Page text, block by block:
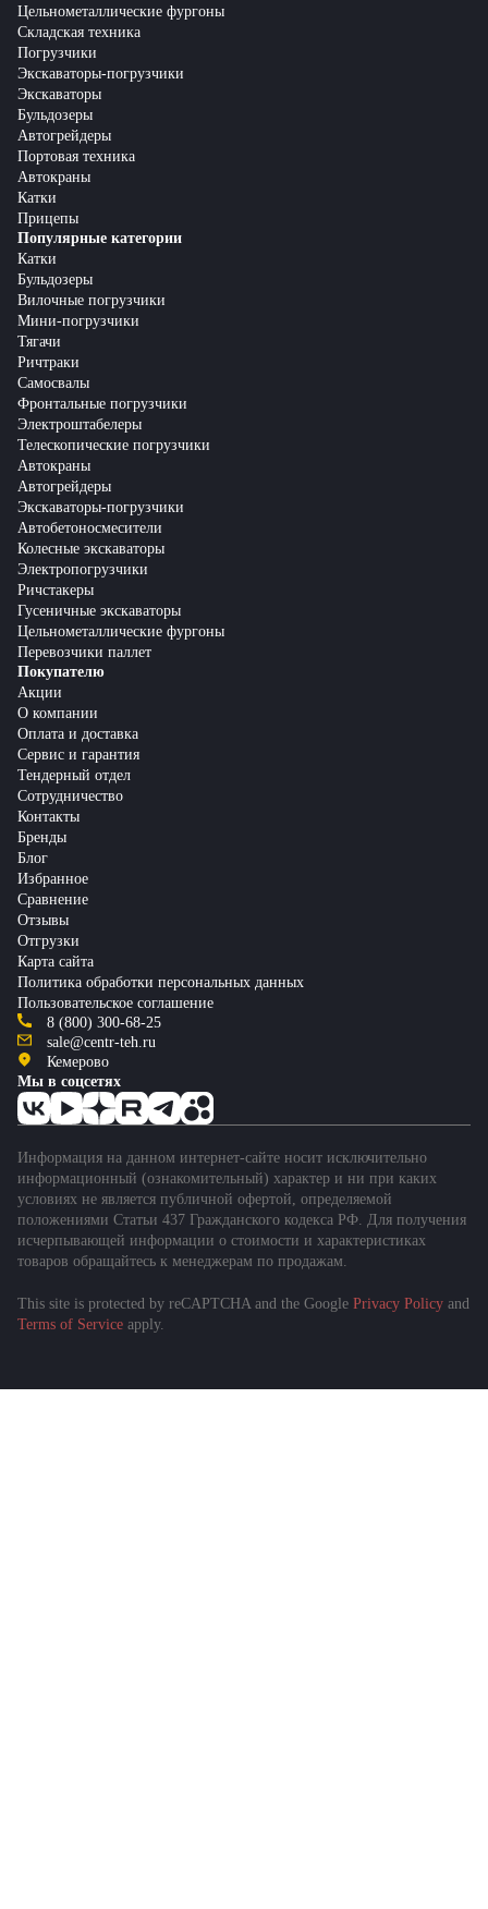
Цельнометаллические фургоны
Складская техника
Погрузчики
Экскаваторы-погрузчики
Экскаваторы
Бульдозеры
Автогрейдеры
Портовая техника
Автокраны
Катки
Прицепы
Популярные категории
Катки
Бульдозеры
Вилочные погрузчики
Мини-погрузчики
Тягачи
Ричтраки
Самосвалы
Фронтальные погрузчики
Электроштабелеры
Телескопические погрузчики
Автокраны
Автогрейдеры
Экскаваторы-погрузчики
Автобетоносмесители
Колесные экскаваторы
Электропогрузчики
Ричстакеры
Гусеничные экскаваторы
Цельнометаллические фургоны
Перевозчики паллет
Покупателю
Акции
О компании
Оплата и доставка
Сервис и гарантия
Тендерный отдел
Сотрудничество
Контакты
Бренды
Блог
Избранное
Сравнение
Отзывы
Отгрузки
Карта сайта
Политика обработки персональных данных
Пользовательское соглашение
8 (800) 300-68-25
sale@centr-teh.ru
Кемерово
Мы в соцсетях
Информация на данном интернет-сайте носит исключительно
информационный (ознакомительный) характер и ни при каких
условиях не является публичной офертой, определяемой
положениями Статьи 437 Гражданского кодекса РФ. Для получения
исчерпывающей информации о стоимости и характеристиках
товаров обращайтесь к менеджерам по продажам.
This site is protected by reCAPTCHA and the Google Privacy Policy and
Terms of Service apply.